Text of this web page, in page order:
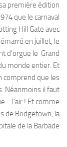
première édition
que le carnaval
Hill Gate avec
en juillet, le
d’orgue le Grand
monde entier. Et
comprend que les
Néanmoins il faut
…l’air ! Et comme
de Bridgetown, la
de la Barbade